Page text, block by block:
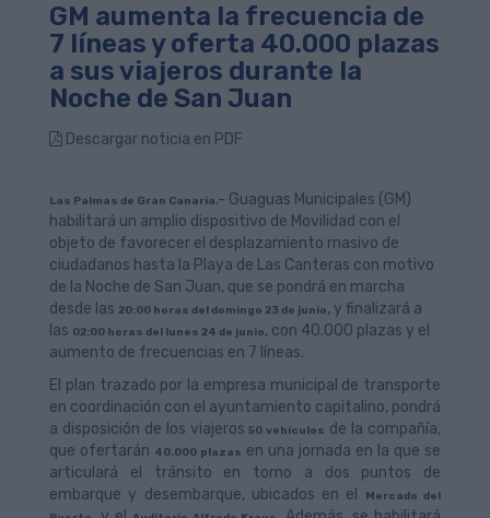
GM aumenta la frecuencia de
7 líneas y oferta 40.000 plazas
a sus viajeros durante la
Noche de San Juan
Descargar noticia en PDF
Las Palmas de Gran Canaria.- Guaguas Municipales (GM)
habilitará un amplio dispositivo de Movilidad con el
objeto de favorecer el desplazamiento masivo de
ciudadanos hasta la Playa de Las Canteras con motivo
de la Noche de San Juan, que se pondrá en marcha
desde las 20:00 horas del domingo 23 de junio, y finalizará a
las 02:00 horas del lunes 24 de junio, con 40.000 plazas y el
aumento de frecuencias en 7 líneas.
El plan trazado por la empresa municipal de transporte
en coordinación con el ayuntamiento capitalino, pondrá
a disposición de los viajeros50 vehículos de la compañía,
que ofertarán 40.000 plazas en una jornada en la que se
articulará el tránsito en torno a dos puntos de
embarque y desembarque, ubicados en el
Mercado del